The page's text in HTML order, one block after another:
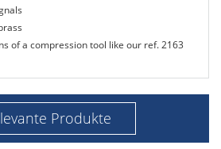
of a compression tool like our ref. 2163
Produkte